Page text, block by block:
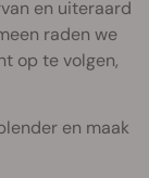
en uiteraard
raden we
op te volgen,
en maak